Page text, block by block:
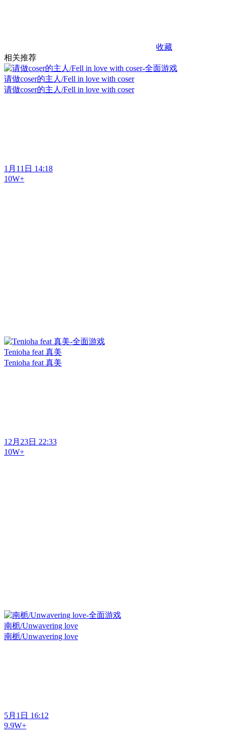
收藏
相关推荐
请做coser的主人/Fell in love with coser
请做coser的主人/Fell in love with coser
1月11日 14:18
10W+
Tenioha feat 真美
Tenioha feat 真美
12月23日 22:33
10W+
南栀/Unwavering love
南栀/Unwavering love
5月1日 16:12
9.9W+